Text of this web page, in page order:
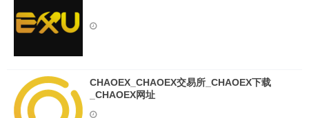
CHAOEX_CHAOEX交易所_CHAOEX下载
_CHAOEX网址